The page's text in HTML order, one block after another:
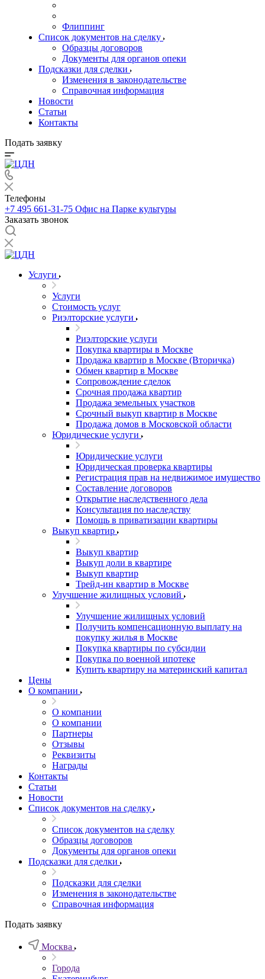
Флиппинг
Список документов на сделку
Образцы договоров
Документы для органов опеки
Подсказки для сделки
Изменения в законодательстве
Справочная информация
Новости
Статьи
Контакты
Подать заявку
Телефоны
+7 495 661-31-75 Офис на Парке культуры
Заказать звонок
Услуги
Услуги
Стоимость услуг
Риэлторские услуги
Риэлторские услуги
Покупка квартиры в Москве
Продажа квартир в Москве (Вторичка)
Обмен квартир в Москве
Сопровождение сделок
Срочная продажа квартир
Продажа земельных участков
Срочный выкуп квартир в Москве
Продажа домов в Московской области
Юридические услуги
Юридические услуги
Юридическая проверка квартиры
Регистрация прав на недвижимое имущество
Составление договоров
Открытие наследственного дела
Консультация по наследству
Помощь в приватизации квартиры
Выкуп квартир
Выкуп квартир
Выкуп доли в квартире
Выкуп квартир
Трейд-ин квартир в Москве
Улучшение жилищных условий
Улучшение жилищных условий
Получить компенсационную выплату на
покупку жилья в Москве
Покупка квартиры по субсидии
Покупка по военной ипотеке
Купить квартиру на материнский капитал
Цены
О компании
О компании
О компании
Партнеры
Отзывы
Реквизиты
Награды
Контакты
Статьи
Новости
Список документов на сделку
Список документов на сделку
Образцы договоров
Документы для органов опеки
Подсказки для сделки
Подсказки для сделки
Изменения в законодательстве
Справочная информация
Подать заявку
Москва
Города